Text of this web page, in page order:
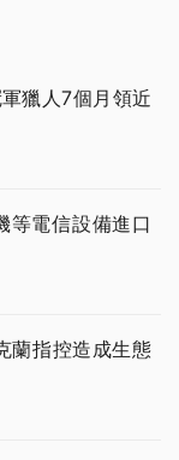
獵人7個月領近
等電信設備進口
蘭指控造成生態